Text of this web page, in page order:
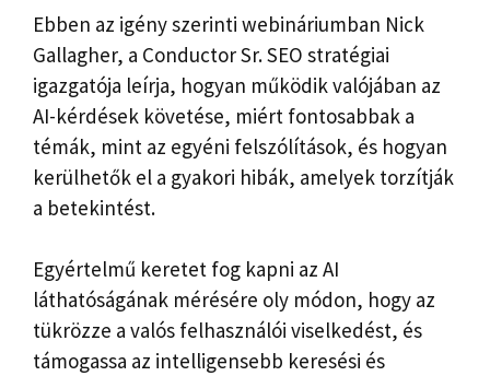
Ebben az igény szerinti webináriumban Nick
Gallagher, a Conductor Sr. SEO stratégiai
igazgatója leírja, hogyan működik valójában az
AI-kérdések követése, miért fontosabbak a
témák, mint az egyéni felszólítások, és hogyan
kerülhetők el a gyakori hibák, amelyek torzítják
a betekintést.
Egyértelmű keretet fog kapni az AI
láthatóságának mérésére oly módon, hogy az
tükrözze a valós felhasználói viselkedést, és
támogassa az intelligensebb keresési és